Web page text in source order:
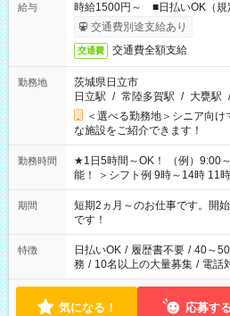
給与
時給1500円～ ■日払いOK（
交通費別途支給あり
交通費 交通費全額支給
勤務地
茨城県日立市
日立駅 / 常陸多賀駅 / 大甕駅
＜選べる勤務地＞シニア向
な施設をご紹介できます！
勤務時間
★1日5時間～OK！ （例）9:00
能！ ＞シフト例 9時～14時 11
のご都合に合わせて勤務時間
でお休みや時間の調整が必要な
い。
期間
短期2ヵ月～のお仕事です。
です！
特徴 日払いOK / 履歴書不要 / 40～
務 / 10名以上の大量募集 / 電話
気になる！ 応募する